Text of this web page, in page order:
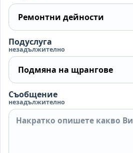
Подуслуга
незадължително
Съобщение
незадължително